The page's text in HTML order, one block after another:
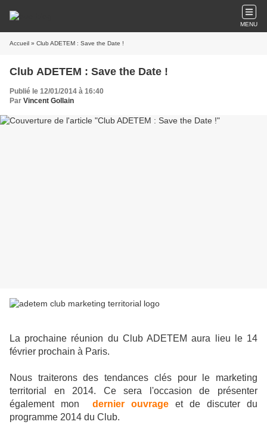
MENU
Accueil » Club ADETEM : Save the Date !
Club ADETEM : Save the Date !
Publié le 12/01/2014 à 16:40
Par Vincent Gollain
La prochaine réunion du Club ADETEM aura lieu le 14
février prochain à Paris.
Nous traiterons des tendances clés pour le marketing
territorial en 2014. Ce sera l'occasion de présenter
également mon
dernier ouvrage et de discuter du
programme 2014 du Club.